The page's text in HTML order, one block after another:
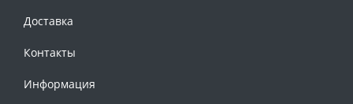
Доставка
Контакты
Информация